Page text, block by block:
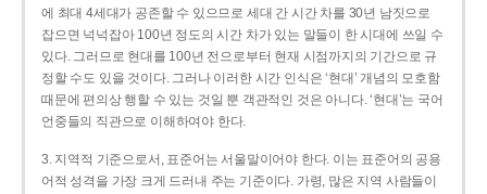
에 최대 4세대가 공존할 수 있으므로 세대 간 시간 차를 30년 남짓으로
잡으면 넉넉잡아 100년 정도의 시간 차가 있는 말들이 한 시대에 쓰일 수
있다. 그러므로 현대를 100년 전으로부터 현재 시점까지의 기간으로 규
정할 수도 있을 것이다. 그러나 이러한 시간 인식은 ‘현대’ 개념의 모호함
때문에 편의상 행할 수 있는 것일 뿐 객관적인 것은 아니다. ‘현대’는 국어
언중들의 직관으로 이해하여야 한다.
3. 지역적 기준으로서, 표준어는 서울말이어야 한다. 이는 표준어의 공용
어적 성격을 가장 크게 드러내 주는 기준이다. 가령, 많은 지역 사람들이